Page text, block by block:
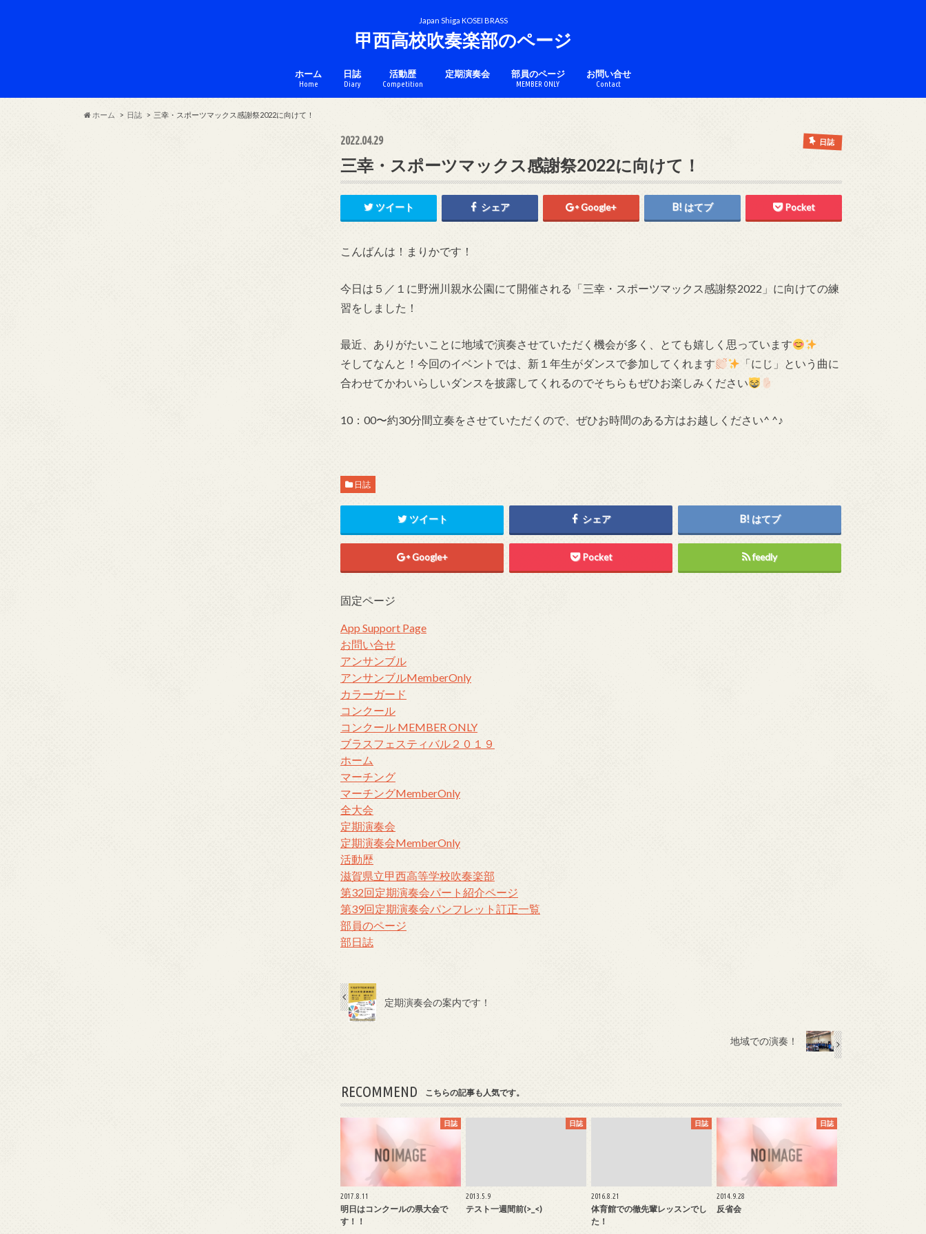
Japan Shiga KOSEI BRASS
甲西高校吹奏楽部のページ
ホーム
Home
日誌
Diary
活動歴
Competition
定期演奏会
チケットのページ
部員のページ
MEMBER ONLY
お問い合せ
Contact
ホーム 日誌 三幸・スポーツマックス感謝祭2022に向けて！
2022.04.29 日誌
三幸・スポーツマックス感謝祭2022に向けて！
ツイート シェア Google+ はてブ Pocket
こんばんは！まりかです！
今日は５／１に野洲川親水公園にて開催される「三幸・スポーツマックス感謝祭2022」に向けての練
習をしました！
最近、ありがたいことに地域で演奏させていただく機会が多く、とても嬉しく思っています
そしてなんと！今回のイベントでは、新１年生がダンスで参加してくれます
「にじ」という曲に
合わせてかわいらしいダンスを披露してくれるのでそちらもぜひお楽しみください
10：00〜約30分間立奏をさせていただくので、ぜひお時間のある方はお越しください^ ^♪
日誌
ツイート シェア はてブ
Google+ Pocket feedly
固定ページ
App Support Page
お問い合せ
アンサンブル
アンサンブルMemberOnly
カラーガード
コンクール
コンクール MEMBER ONLY
ブラスフェスティバル２０１９
ホーム
マーチング
マーチングMemberOnly
全大会
定期演奏会
定期演奏会MemberOnly
活動歴
滋賀県立甲西高等学校吹奏楽部
第32回定期演奏会パート紹介ページ
第39回定期演奏会パンフレット訂正一覧
部員のページ
部日誌
定期演奏会の案内です！
地域での演奏！
RECOMMEND こちらの記事も人気です。
日誌
2017.8.11
明日はコンクールの県大会で
す！！
日誌
2013.5.9
テスト一週間前(>_<)
日誌
2016.8.21
体育館での徹先輩レッスンでし
た！
日誌
2014.9.28
反省会